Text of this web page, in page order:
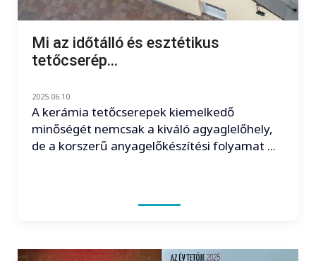
Mi az időtálló és esztétikus
tetőcserép...
2025.06.10.
A kerámia tetőcserepek kiemelkedő
minőségét nemcsak a kiváló agyaglelőhely,
de a korszerű anyagelőkészítési folyamat ...